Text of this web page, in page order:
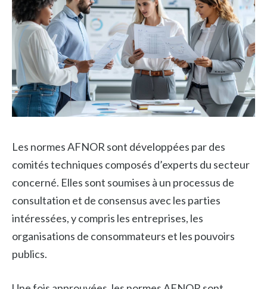
Les normes AFNOR sont développées par des
comités techniques composés d’experts du secteur
concerné. Elles sont soumises à un processus de
consultation et de consensus avec les parties
intéressées, y compris les entreprises, les
organisations de consommateurs et les pouvoirs
publics.